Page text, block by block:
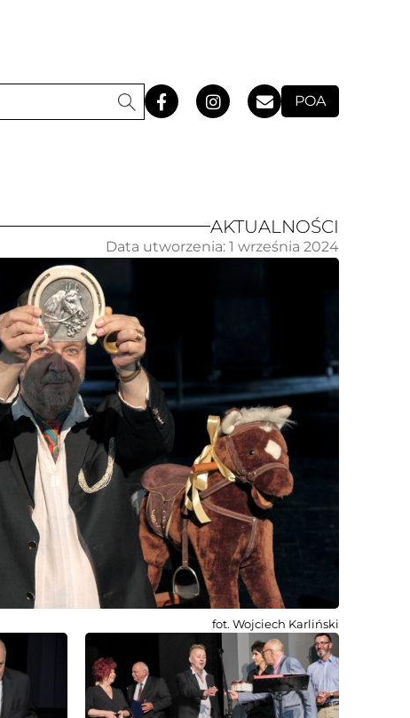
POA
AKTUALNOŚCI
Data utworzenia: 1 września 2024
fot. Wojciech Karliński